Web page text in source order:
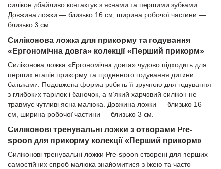
силікон дбайливо контактує з яснами та першими зубками.
Довжина ложки — близько 16 см, ширина робочої частини —
близько 3 см.
Силіконова ложка для прикорму та годування
«Ергономічна довга» колекції «Перший прикорм»
Силіконова ложка «Ергономічна довга» чудово підходить для
перших етапів прикорму та щоденного годування дитини
батьками. Подовжена форма робить її зручною для годування
з глибоких тарілок і баночок, а м’який харчовий силікон не
травмує чутливі ясна малюка. Довжина ложки — близько 16
см, ширина робочої частини — близько 3 см.
Силіконові тренувальні ложки з отворами Pre-
spoon для прикорму колекції «Перший прикорм»
Силіконові тренувальні ложки Pre-spoon створені для перших
самостійних спроб малюка знайомитися з їжею та часто